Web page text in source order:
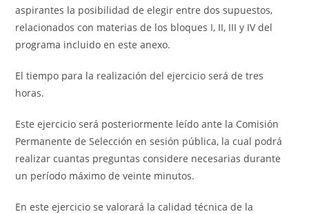
aspirantes la posibilidad de elegir entre dos supuestos,
relacionados con materias de los bloques I, II, III y IV del
programa incluido en este anexo.
El tiempo para la realización del ejercicio será de tres
horas.
Este ejercicio será posteriormente leído ante la Comisión
Permanente de Selección en sesión pública, la cual podrá
realizar cuantas preguntas considere necesarias durante
un período máximo de veinte minutos.
En este ejercicio se valorará la calidad técnica de la